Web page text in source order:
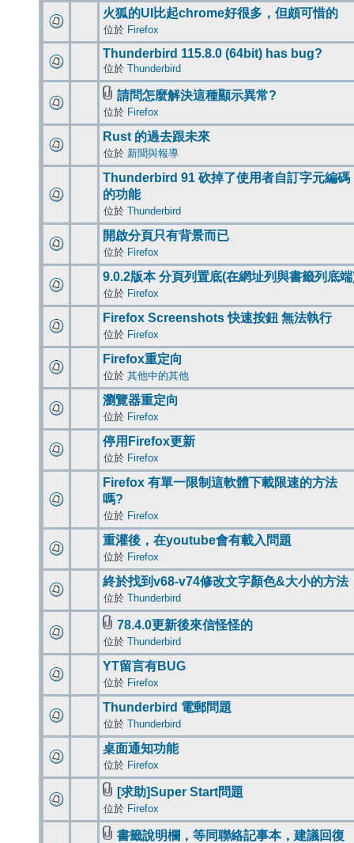
火狐的UI比起chrome好很多，但頗可惜的
位於 Firefox
Thunderbird 115.8.0 (64bit) has bug?
位於 Thunderbird
請問怎麼解決這種顯示異常?
位於 Firefox
Rust 的過去跟未來
位於 新聞與報導
Thunderbird 91 砍掉了使用者自訂字元編碼
的功能
位於 Thunderbird
開啟分頁只有背景而已
位於 Firefox
9.0.2版本 分頁列置底(在網址列與書籤列底
位於 Firefox
Firefox Screenshots 快速按鈕 無法執行
位於 Firefox
Firefox重定向
位於 其他中的其他
瀏覽器重定向
位於 Firefox
停用Firefox更新
位於 Firefox
Firefox 有單一限制這軟體下載限速的方法
嗎?
位於 Firefox
重灌後，在youtube會有載入問題
位於 Firefox
終於找到v68-v74修改文字顏色&大小的方法
位於 Thunderbird
78.4.0更新後來信怪怪的
位於 Thunderbird
YT留言有BUG
位於 Firefox
Thunderbird 電郵問題
位於 Thunderbird
桌面通知功能
位於 Firefox
[求助]Super Start問題
位於 Firefox
書籤說明欄，等同聯絡記事本，建議回復